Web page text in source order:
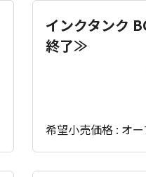
インクタンク
終了≫
希望小売価格 : オ